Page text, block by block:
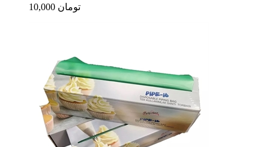
10,000 تومان